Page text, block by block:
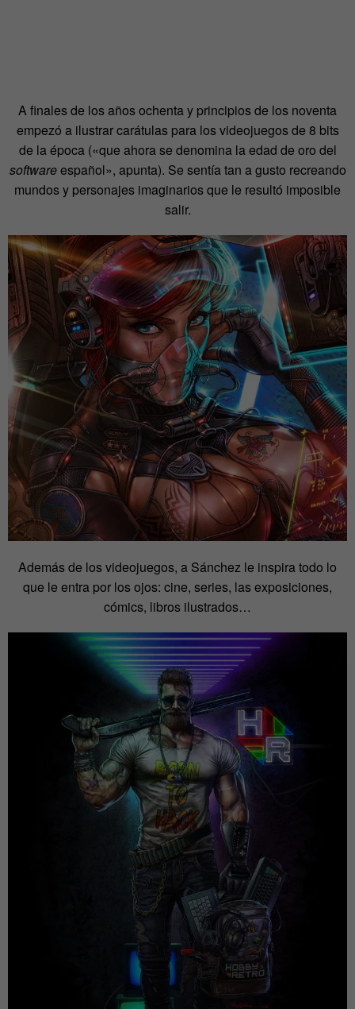
A finales de los años ochenta y principios de los noventa
empezó a ilustrar carátulas para los videojuegos de 8 bits
de la época («que ahora se denomina la edad de oro del
softwareespañol», apunta). Se sentía tan a gusto recreando
mundos y personajes imaginarios que le resultó imposible
salir.
Además de los videojuegos, a Sánchez le inspira todo lo
que le entra por los ojos: cine, series, las exposiciones,
cómics, libros ilustrados…